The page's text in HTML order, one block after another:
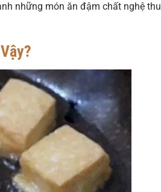
những món ăn đậm chất nghệ